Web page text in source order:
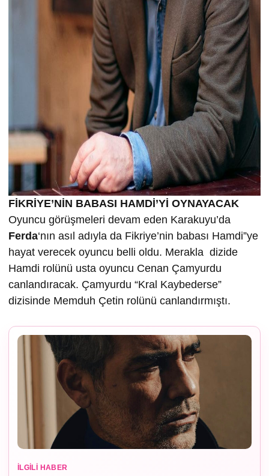
FİKRİYE’NİN BABASI HAMDİ’Yİ OYNAYACAK
Oyuncu görüşmeleri devam eden Karakuyu’da
Ferda‘nın asıl adıyla da Fikriye’nin babası Hamdi”ye
hayat verecek oyuncu belli oldu. Merakla dizide
Hamdi rolünü usta oyuncu Cenan Çamyurdu
canlandıracak. Çamyurdu “Kral Kaybederse”
dizisinde Memduh Çetin rolünü canlandırmıştı.
İLGILI HABER